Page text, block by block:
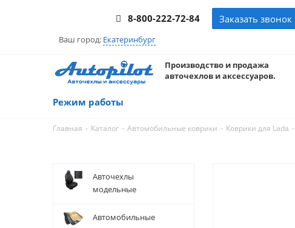
8-800-222-72-84 Заказать звонок
Ваш город: Екатеринбург
Производство и продажа
авточехлов и аксессуаров.
Режим работы
Главная - Каталог - Автомобильные коврики - Коврики для Lada -
Авточехлы
модельные
Автомобильные